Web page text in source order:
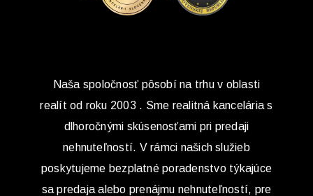
Naša spoločnosť pôsobí na trhu v oblasti
realít od roku 2003 . Sme realitná kancelária s
dlhoročnými skúsenosťami pri predaji
nehnuteľností. V rámci našich služieb
poskytujeme bezplatné poradenstvo týkajúce
sa predaja alebo prenájmu nehnuteľností, pre